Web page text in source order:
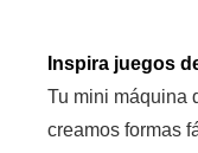
Inspira juegos
Tu mini máquina
creamos formas